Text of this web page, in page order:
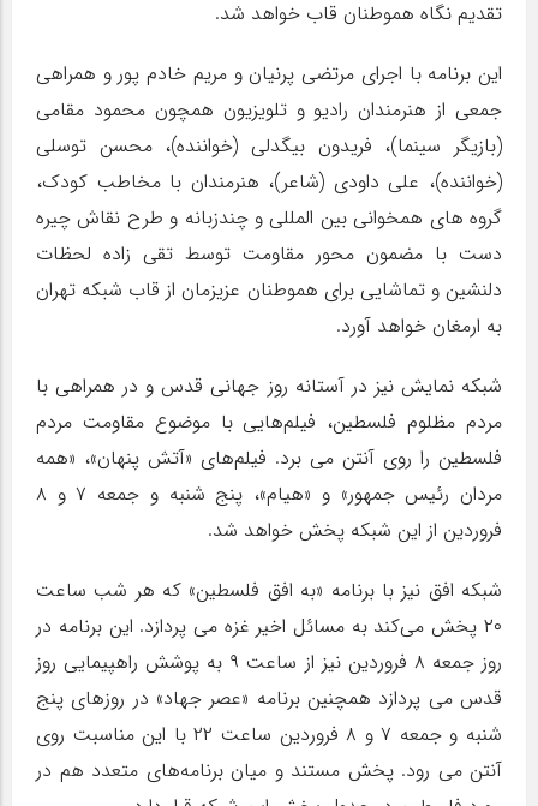
تقدیم نگاه هموطنان قاب خواهد شد.
این برنامه با اجرای مرتضی پرنیان و مریم خادم پور و همراهی
جمعی از هنرمندان رادیو و تلویزیون همچون محمود مقامی
(بازیگر سینما)، فریدون بیگدلی (خواننده)، محسن توسلی
(خواننده)، علی داودی (شاعر)، هنرمندان با مخاطب کودک،
گروه های همخوانی بین المللی و چندزبانه و طرح نقاش چیره
دست با مضمون محور مقاومت توسط تقی زاده لحظات
دلنشین و تماشایی برای هموطنان عزیزمان از قاب شبکه تهران
به ارمغان خواهد آورد.
شبکه نمایش نیز در آستانه روز جهانی قدس و در همراهی با
مردم مظلوم فلسطین، فیلم‌هایی با موضوع مقاومت مردم
فلسطین را روی آنتن می برد. فیلم‌های «آتش پنهان»، «همه
مردان رئیس جمهور» و «هیام»، پنج شنبه و جمعه ۷ و ۸
فروردین از این شبکه پخش خواهد شد.
شبکه افق نیز با برنامه «به افق فلسطین» که هر شب ساعت
۲۰ پخش می‌کند به مسائل اخیر غزه می پردازد. این برنامه در
روز جمعه ۸ فروردین نیز از ساعت ۹ به پوشش راهپیمایی روز
قدس می پردازد همچنین برنامه «عصر جهاد» در روزهای پنج
شنبه و جمعه ۷ و ۸ فروردین ساعت ۲۲ با این مناسبت روی
آنتن می رود. پخش مستند و میان برنامه‌های متعدد هم در